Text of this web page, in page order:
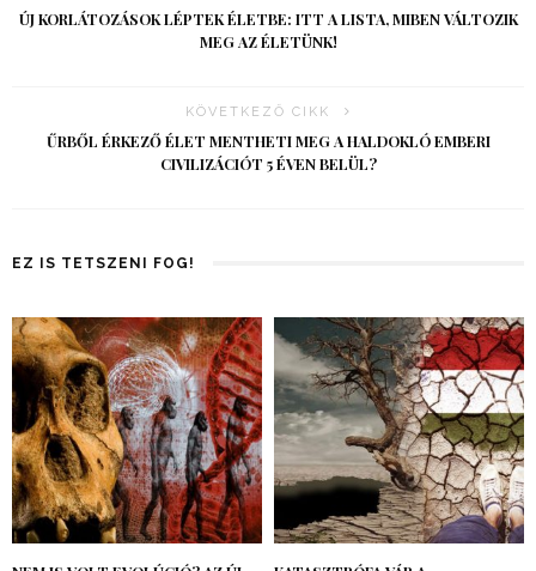
ÚJ KORLÁTOZÁSOK LÉPTEK ÉLETBE: ITT A LISTA, MIBEN VÁLTOZIK
MEG AZ ÉLETÜNK!
KÖVETKEZŐ CIKK
ŰRBŐL ÉRKEZŐ ÉLET MENTHETI MEG A HALDOKLÓ EMBERI
CIVILIZÁCIÓT 5 ÉVEN BELÜL?
EZ IS TETSZENI FOG!